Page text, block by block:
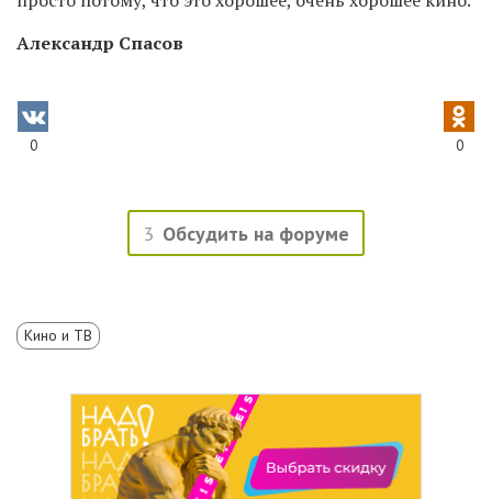
Александр Спасов
0 0
3 Обсудить на форуме
Кино и ТВ